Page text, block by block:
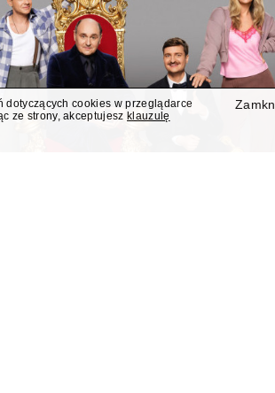
dotyczących cookies w przeglądarce
ze strony, akceptujesz klauzulę